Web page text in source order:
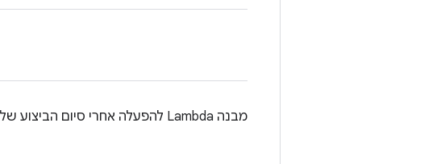
מבנה Lambda להפעלה אחרי סיום הביצוע של ה-PoC, אבל לפני טענת הנכוֹנוּת והניקוי.